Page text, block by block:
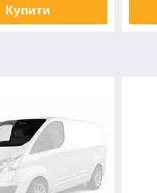
Купити